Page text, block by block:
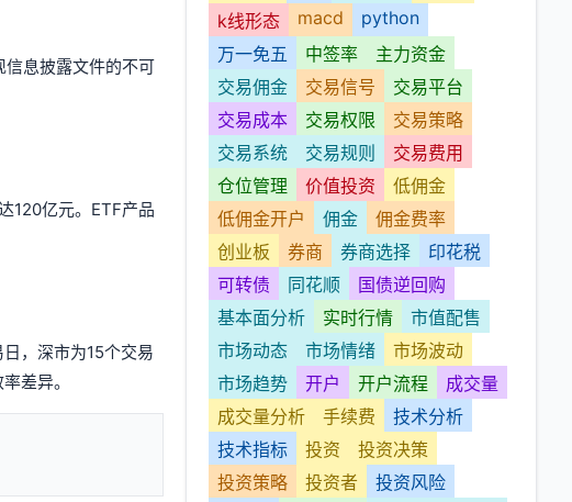
息披露文件的不可
120亿元。ETF产品
，深市为15个交易
差异。
k线形态
macd
python
万一免五
中签率
主力资金
交易佣金
交易信号
交易平台
交易成本
交易权限
交易策略
交易系统
交易规则
交易费用
仓位管理
价值投资
低佣金
低佣金开户
佣金
佣金费率
创业板
券商 券商选择
印花税
可转债
同花顺
国债逆回购
基本面分析
实时行情
市值配售
市场动态
市场情绪
市场波动
市场趋势
开户 开户流程
成交量
成交量分析
手续费
技术分析
技术指标
投资
投资决策
投资策略
投资者
投资风险